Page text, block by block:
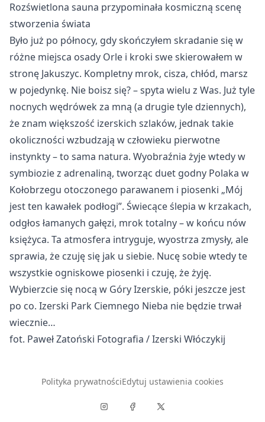
Rozświetlona sauna przypominała kosmiczną scenę
stworzenia świata
Było już po północy, gdy skończyłem skradanie się w
różne miejsca osady Orle i kroki swe skierowałem w
stronę Jakuszyc. Kompletny mrok, cisza, chłód, marsz
w pojedynkę. Nie boisz się? – spyta wielu z Was. Już tyle
nocnych wędrówek za mną (a drugie tyle dziennych),
że znam większość izerskich szlaków, jednak takie
okoliczności wzbudzają w człowieku pierwotne
instynkty – to sama natura. Wyobraźnia żyje wtedy w
symbiozie z adrenaliną, tworząc duet godny Polaka w
Kołobrzegu otoczonego parawanem i piosenki „Mój
jest ten kawałek podłogi”. Świecące ślepia w krzakach,
odgłos łamanych gałęzi, mrok totalny – w końcu nów
księżyca. Ta atmosfera intryguje, wyostrza zmysły, ale
sprawia, że czuję się jak u siebie. Nucę sobie wtedy te
wszystkie ogniskowe piosenki i czuję, że żyję.
Wybierzcie się nocą w Góry Izerskie, póki jeszcze jest
po co. Izerski Park Ciemnego Nieba nie będzie trwał
wiecznie…
fot. Paweł Zatoński Fotografia / Izerski Włóczykij
Polityka prywatnościEdytuj ustawienia cookies